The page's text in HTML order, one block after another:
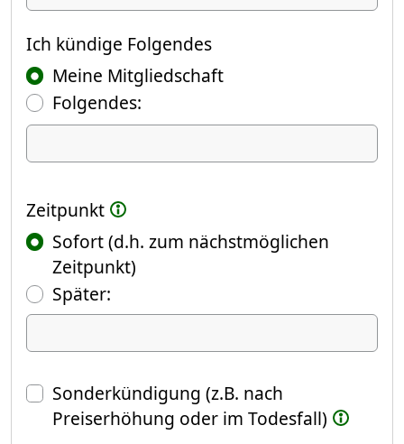
Ich kündige
Ich kündige Folgendes
Meine Mitgliedschaft
Folgendes:
Ich kündige Folgendes
Zeitpunkt
Sofort (d.h. zum nächstmöglichen
Zeitpunkt)
Später:(Fokus springt automatisch ins
Datum
Sonderkündigung (z.B. nach
Preiserhöhung oder im Todesfall)